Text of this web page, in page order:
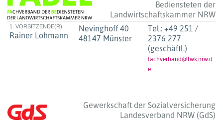
Bediensteten der
Landwirtschaftskammer NRW
1. VORSITZENDE(R):
Rainer Lohmann
Nevinghoff 40
48147 Münster
Tel.:+49 251 /
2376 277
(geschäftl.)
fachverband@lwk.nrw.d
e
Gewerkschaft der Sozialversicherung
Landesverband NRW (GdS)